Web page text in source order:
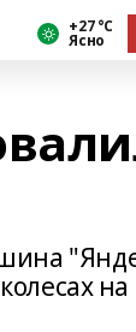
+27 °С
Ясно